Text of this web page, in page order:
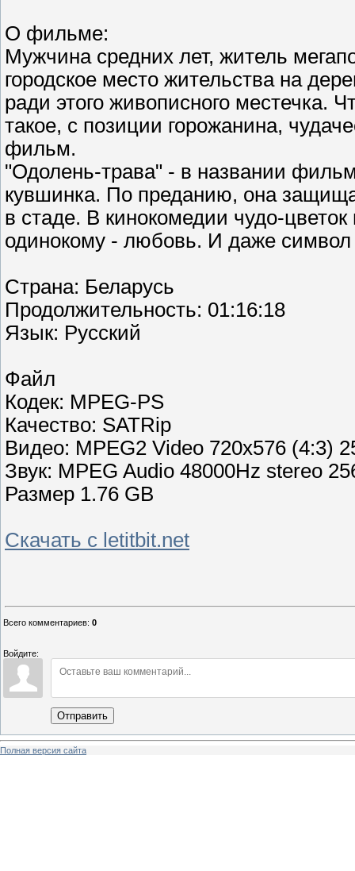
О фильме:
Мужчина средних лет, житель
городское место жительства на
ради этого живописного местечка.
такое, с позиции горожанина,
фильм.
"Одолень-трава" - в названии
кувшинка. По преданию, она
в стаде. В кинокомедии чудо-
одинокому - любовь. И даже символ
Страна: Беларусь
Продолжительность: 01:16:18
Язык: Русский
Файл
Кодек: MPEG-PS
Качество: SATRip
Видео: MPEG2 Video 720x576 (4:3)
Звук: MPEG Audio 48000Hz stereo
Размер 1.76 GB
Скачать с letitbit.net
Всего комментариев: 0
Войдите:
Отправить
Полная версия сайта